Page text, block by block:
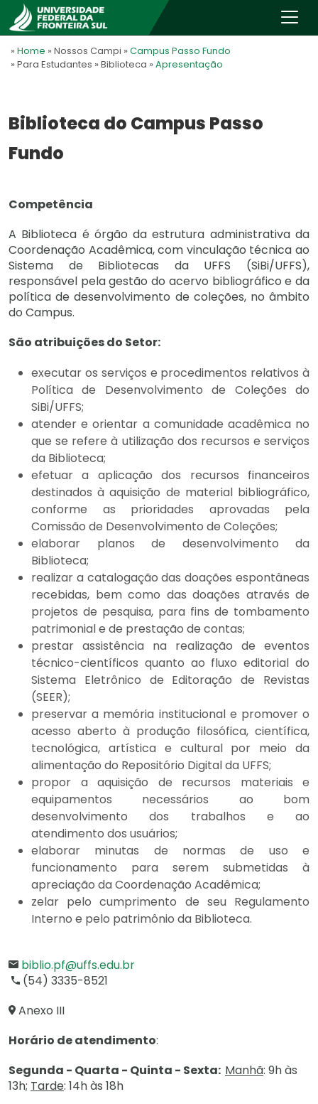
» Home » Nossos Campi » Campus Passo Fundo
» Para Estudantes » Biblioteca » Apresentação
Biblioteca do Campus Passo
Fundo
Competência
A Biblioteca é órgão da estrutura administrativa da
Coordenação Acadêmica, com vinculação técnica ao
Sistema de Bibliotecas da UFFS (SiBi/UFFS),
responsável pela gestão do acervo bibliográfico e da
política de desenvolvimento de coleções, no âmbito
do Campus.
São atribuições do Setor:
executar os serviços e procedimentos relativos à
Política de Desenvolvimento de Coleções do
SiBi/UFFS;
atender e orientar a comunidade acadêmica no
que se refere à utilização dos recursos e serviços
da Biblioteca;
efetuar a aplicação dos recursos financeiros
destinados à aquisição de material bibliográfico,
conforme as prioridades aprovadas pela
Comissão de Desenvolvimento de Coleções;
elaborar planos de desenvolvimento da
Biblioteca;
realizar a catalogação das doações espontâneas
recebidas, bem como das doações através de
projetos de pesquisa, para fins de tombamento
patrimonial e de prestação de contas;
prestar assistência na realização de eventos
técnico-científicos quanto ao fluxo editorial do
Sistema Eletrônico de Editoração de Revistas
(SEER);
preservar a memória institucional e promover o
acesso aberto à produção filosófica, científica,
tecnológica, artística e cultural por meio da
alimentação do Repositório Digital da UFFS;
propor a aquisição de recursos materiais e
equipamentos necessários ao bom
desenvolvimento dos trabalhos e ao
atendimento dos usuários;
elaborar minutas de normas de uso e
funcionamento para serem submetidas à
apreciação da Coordenação Acadêmica;
zelar pelo cumprimento de seu Regulamento
Interno e pelo patrimônio da Biblioteca.
biblio.pf@uffs.edu.br
(54) 3335-8521
Anexo III
Horário de atendimento:
Segunda - Quarta - Quinta - Sexta: Manhã: 9h às
13h; Tarde: 14h às 18h